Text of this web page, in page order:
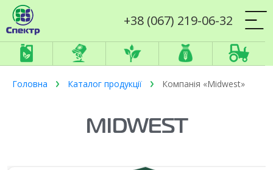
+38 (067) 219-06-32
Головна Каталог продукції Компанія «Midwest»
MIDWEST